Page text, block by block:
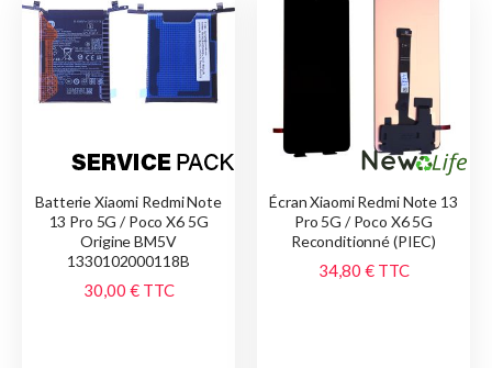
Batterie Xiaomi Redmi Note
13 Pro 5G / Poco X6 5G
Origine BM5V
1330102000118B
30,00 € TTC
Écran Xiaomi Redmi Note 13
Pro 5G / Poco X6 5G
Reconditionné (PIEC)
34,80 € TTC